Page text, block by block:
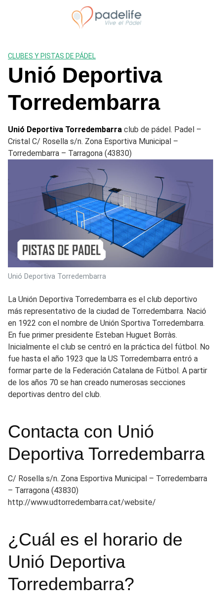
CLUBES Y PISTAS DE PÁDEL
Unió Deportiva
Torredembarra
Unió Deportiva Torredembarra club de pádel. Padel –
Cristal C/ Rosella s/n. Zona Esportiva Municipal –
Torredembarra – Tarragona (43830)
Unió Deportiva Torredembarra
La Unión Deportiva Torredembarra es el club deportivo
más representativo de la ciudad de Torredembarra. Nació
en 1922 con el nombre de Unión Sportiva Torredembarra.
En fue primer presidente Esteban Huguet Borràs.
Inicialmente el club se centró en la práctica del fútbol. No
fue hasta el año 1923 que la US Torredembarra entró a
formar parte de la Federación Catalana de Fútbol. A partir
de los años 70 se han creado numerosas secciones
deportivas dentro del club.
Contacta con Unió
Deportiva Torredembarra
C/ Rosella s/n. Zona Esportiva Municipal – Torredembarra
– Tarragona (43830)
http://www.udtorredembarra.cat/website/
¿Cuál es el horario de
Unió Deportiva
Torredembarra?